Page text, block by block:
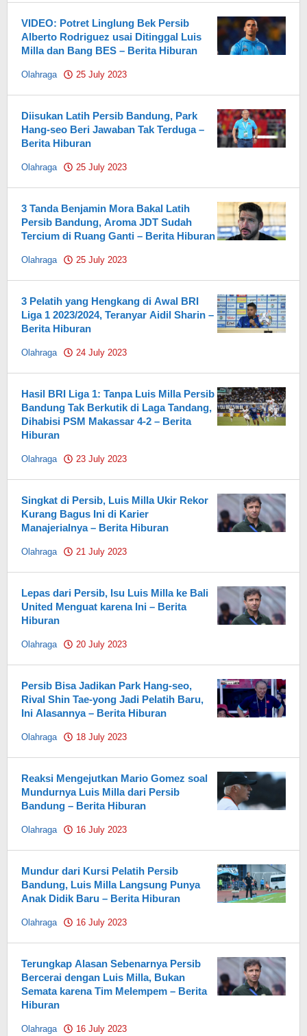
VIDEO: Potret Linglung Bek Persib
Alberto Rodriguez usai Ditinggal Luis
Milla dan Bang BES – Berita Hiburan
Olahraga 25 July 2023
Diisukan Latih Persib Bandung, Park
Hang-seo Beri Jawaban Tak Terduga –
Berita Hiburan
Olahraga 25 July 2023
3 Tanda Benjamin Mora Bakal Latih
Persib Bandung, Aroma JDT Sudah
Tercium di Ruang Ganti – Berita Hiburan
Olahraga 25 July 2023
3 Pelatih yang Hengkang di Awal BRI
Liga 1 2023/2024, Teranyar Aidil Sharin –
Berita Hiburan
Olahraga 24 July 2023
Hasil BRI Liga 1: Tanpa Luis Milla Persib
Bandung Tak Berkutik di Laga Tandang,
Dihabisi PSM Makassar 4-2 – Berita
Hiburan
Olahraga 23 July 2023
Singkat di Persib, Luis Milla Ukir Rekor
Kurang Bagus Ini di Karier
Manajerialnya – Berita Hiburan
Olahraga 21 July 2023
Lepas dari Persib, Isu Luis Milla ke Bali
United Menguat karena Ini – Berita
Hiburan
Olahraga 20 July 2023
Persib Bisa Jadikan Park Hang-seo,
Rival Shin Tae-yong Jadi Pelatih Baru,
Ini Alasannya – Berita Hiburan
Olahraga 18 July 2023
Reaksi Mengejutkan Mario Gomez soal
Mundurnya Luis Milla dari Persib
Bandung – Berita Hiburan
Olahraga 16 July 2023
Mundur dari Kursi Pelatih Persib
Bandung, Luis Milla Langsung Punya
Anak Didik Baru – Berita Hiburan
Olahraga 16 July 2023
Terungkap Alasan Sebenarnya Persib
Bercerai dengan Luis Milla, Bukan
Semata karena Tim Melempem – Berita
Hiburan
Olahraga 16 July 2023